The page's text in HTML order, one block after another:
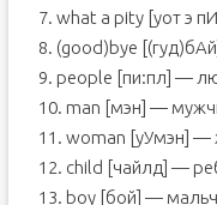
7. what a pity [уот э
8. (good)bye
9. people [пи:пл] —
10. man [мэн] —
11. woman [уУмэн]
12. child [чайлд] —
13. boy [бой] —